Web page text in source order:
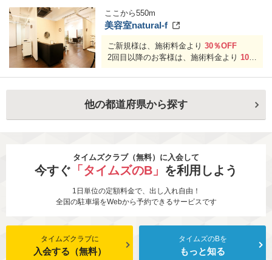
ここから550m
美容室natural-f
ご新規様は、施術料金より 30％OFF
2回目以降のお客様は、施術料金より 10％
他の都道府県から探す
タイムズクラブ（無料）に入会して
今すぐ 「タイムズのB」 を利用しよう
1日単位の定額料金で、出し入れ自由！
全国の駐車場をWebから予約できるサービスです
タイムズクラブに
入会する（無料）
タイムズのBを
もっと知る